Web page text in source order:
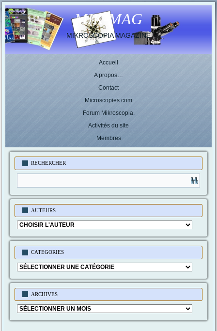
MIK-MAG
MIKROSCOPIA MAGAZINE
Accueil
A propos…
Contact
Microscopies.com
Forum Mikroscopia.
Activités du site
Membres
RECHERCHER
AUTEURS
CATEGORIES
Categories
ARCHIVES
Archives